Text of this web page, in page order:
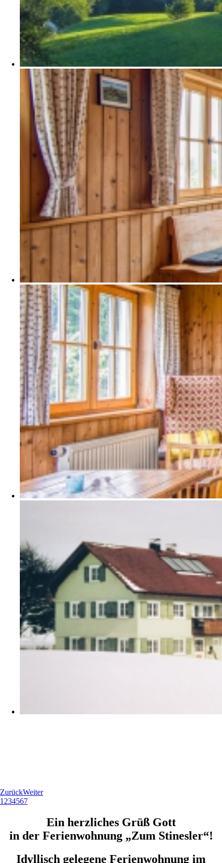
ZurückWeiter
1 234567
Ein herzliches Grüß Gott
in der Ferienwohnung „Zum Stinesler“!
Idyllisch gelegene Ferienwohnung im